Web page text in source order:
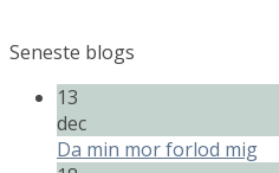
Seneste blogs
13
dec
Da min mor forlod mig